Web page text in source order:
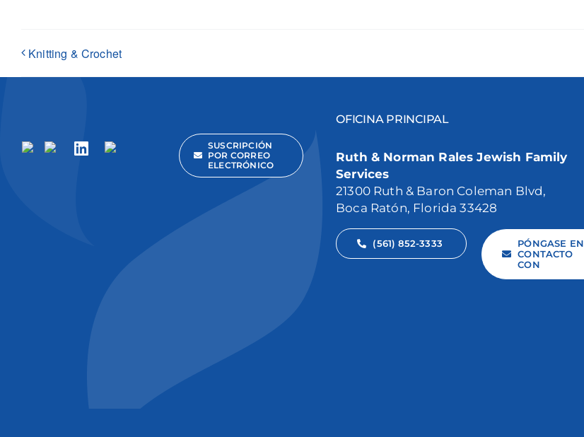
Knitting & Crochet
SUSCRIPCIÓN
POR CORREO
ELECTRÓNICO
OFICINA PRINCIPAL
Ruth & Norman Rales Jewish Family
Services
21300 Ruth & Baron Coleman Blvd,
Boca Ratón, Florida 33428
(561) 852-3333
PÓNGASE EN
CONTACTO
CON